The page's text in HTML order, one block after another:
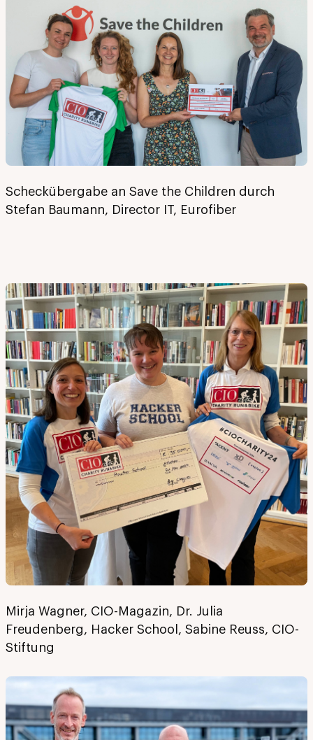
Scheckübergabe an Save the Children durch
Stefan Baumann, Director IT, Eurofiber
Mirja Wagner, CIO-Magazin, Dr. Julia
Freudenberg, Hacker School, Sabine Reuss, CIO-
Stiftung